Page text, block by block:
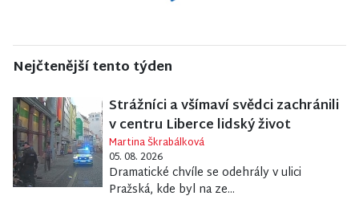
Nejčtenější tento týden
Strážníci a všímaví svědci zachránili
v centru Liberce lidský život
Martina Škrabálková
05. 08. 2026
Dramatické chvíle se odehrály v ulici
Pražská, kde byl na ze...